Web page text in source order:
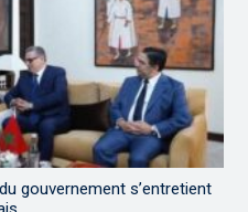
gouvernement s’entretient